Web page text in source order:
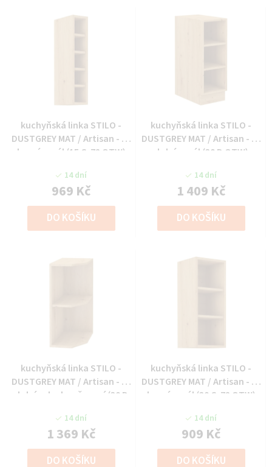
kuchyňská linka STILO -
DUSTGREY MAT / Artisan - 15
horní regál (15 G-72 OTW)
14 dní
969 Kč
DO KOŠÍKU
kuchyňská linka STILO -
DUSTGREY MAT / Artisan - 30
dolní regál (30 D OTW)
14 dní
1 409 Kč
DO KOŠÍKU
kuchyňská linka STILO -
DUSTGREY MAT / Artisan - 30
dolní roh ukončovací (30 D
14 dní
1 369 Kč
DO KOŠÍKU
kuchyňská linka STILO -
DUSTGREY MAT / Artisan - 30
horní regál (30 G-72 OTW)
14 dní
909 Kč
DO KOŠÍKU